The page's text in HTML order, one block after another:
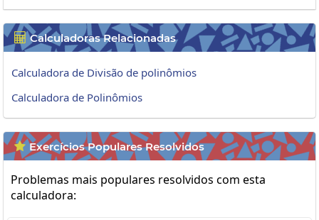
 Calculadoras Relacionadas
Calculadora de Divisão de polinômios
Calculadora de Polinômios
 Exercícios Populares Resolvidos
Problemas mais populares resolvidos com esta
calculadora: